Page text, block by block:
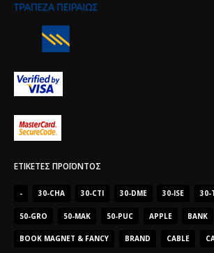
ΕΤΙΚΈΤΕΣ ΠΡΟΪΌΝΤΟΣ
- 30-CHA 30-CTI 30-DME 30-ISE 30-
50-GRO 50-MAK 50-PUC APPLE BANK
BOOK MAGNET & FANCY BRAND CABLE